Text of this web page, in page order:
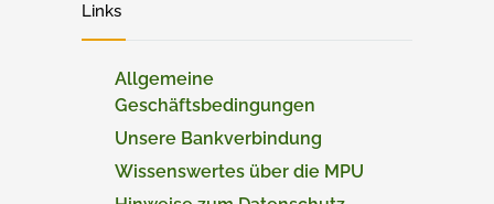
Links
Allgemeine
Geschäftsbedingungen
Unsere Bankverbindung
Wissenswertes über die MPU